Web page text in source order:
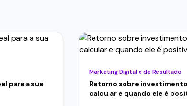
para a sua
Marketing Digital e de Resultado
Retorno sobre
calcular e quando ele é